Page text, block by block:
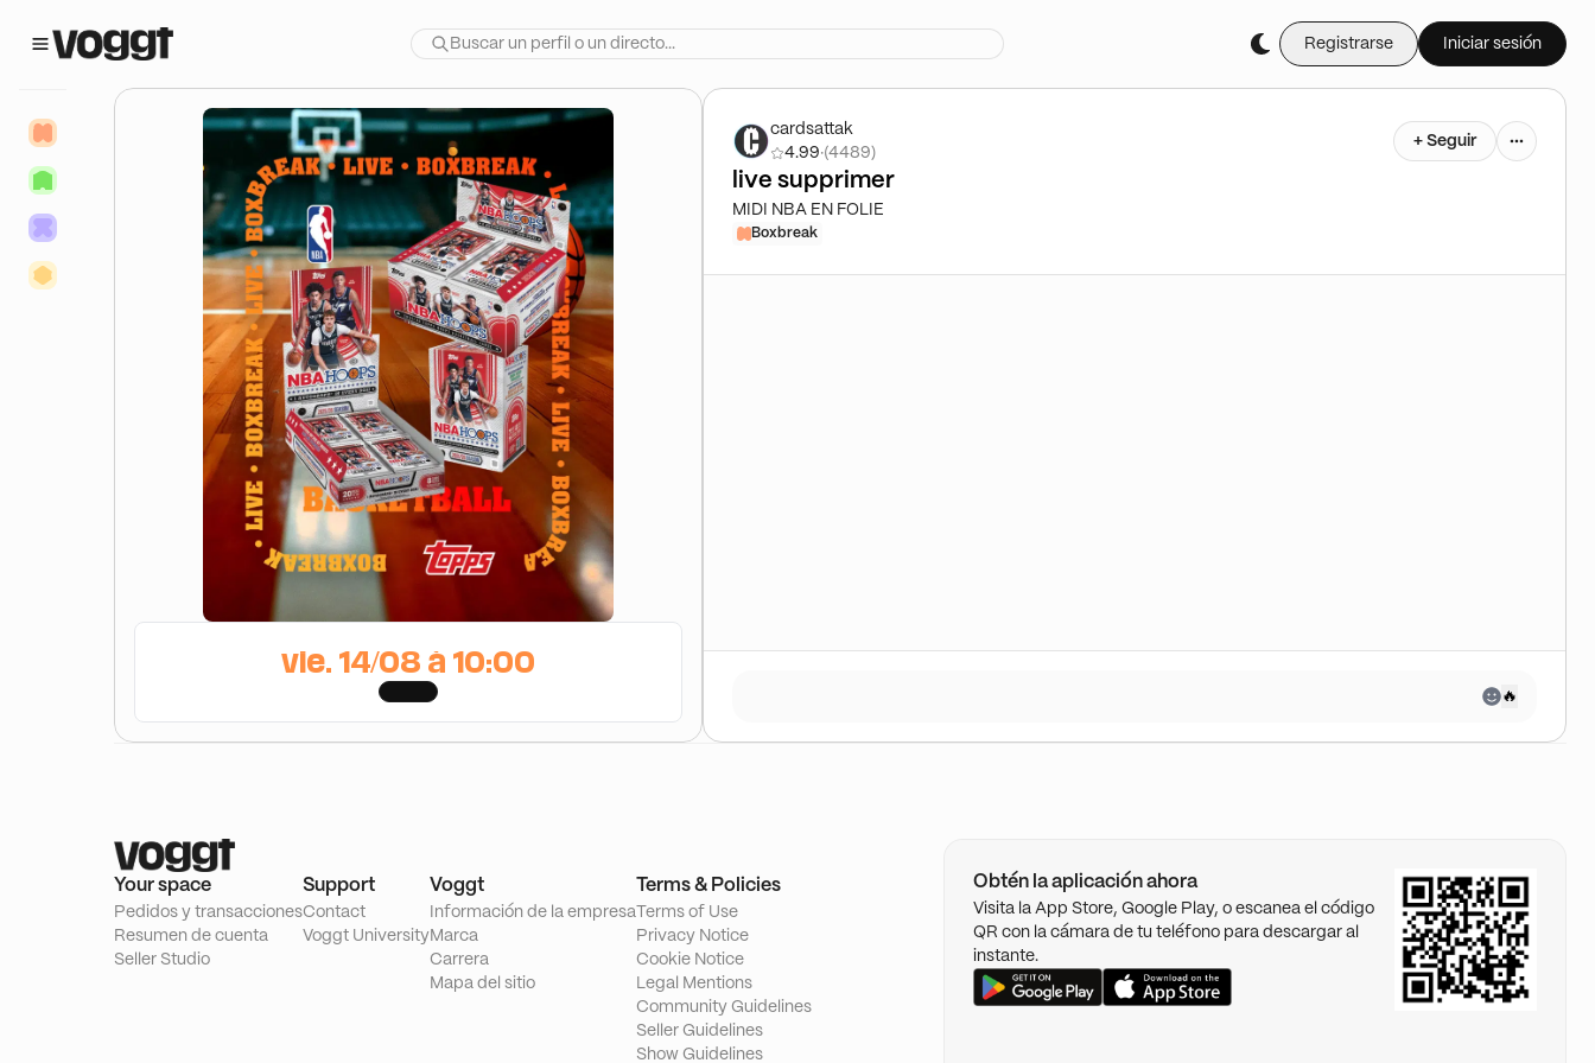
Registrarse Iniciar sesión
vie. 14/08 à 10:00
cardsattak
4.99·(4489)
+ Seguir
live supprimer
MIDI NBA EN FOLIE
Boxbreak
🔥
Your space
Pedidos y transacciones
Resumen de cuenta
Seller Studio
Support
Contact
Voggt University
Voggt
Información de la empresa
Marca
Carrera
Mapa del sitio
Terms & Policies
Terms of Use
Privacy Notice
Cookie Notice
Legal Mentions
Community Guidelines
Seller Guidelines
Show Guidelines
Obtén la aplicación ahora
Visita la App Store, Google Play, o escanea el código
QR con la cámara de tu teléfono para descargar al
instante.